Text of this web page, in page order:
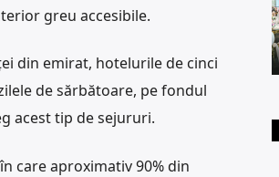
greu accesibile.
din emirat, hotelurile de cinci
de sărbătoare, pe fondul
acest tip de sejururi.
care aproximativ 90% din